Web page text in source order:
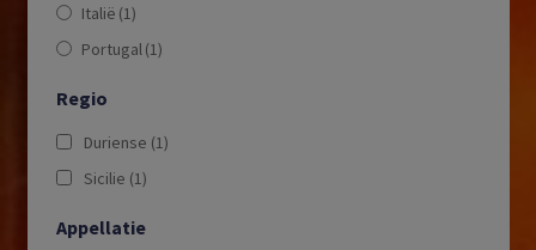
Italië (1)
Portugal(1)
Regio
Duriense (1)
Sicilie (1)
Appellatie